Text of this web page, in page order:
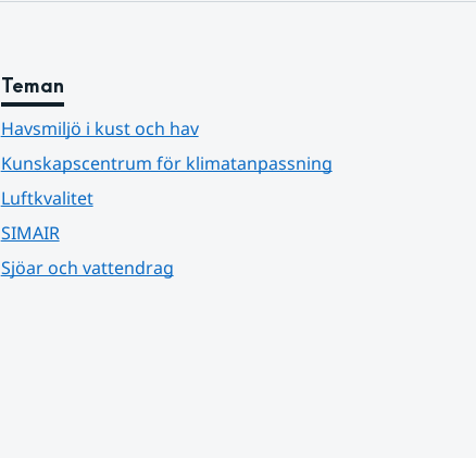
Teman
Havsmiljö i kust och hav
Kunskapscentrum för klimatanpassning
Luftkvalitet
SIMAIR
Sjöar och vattendrag